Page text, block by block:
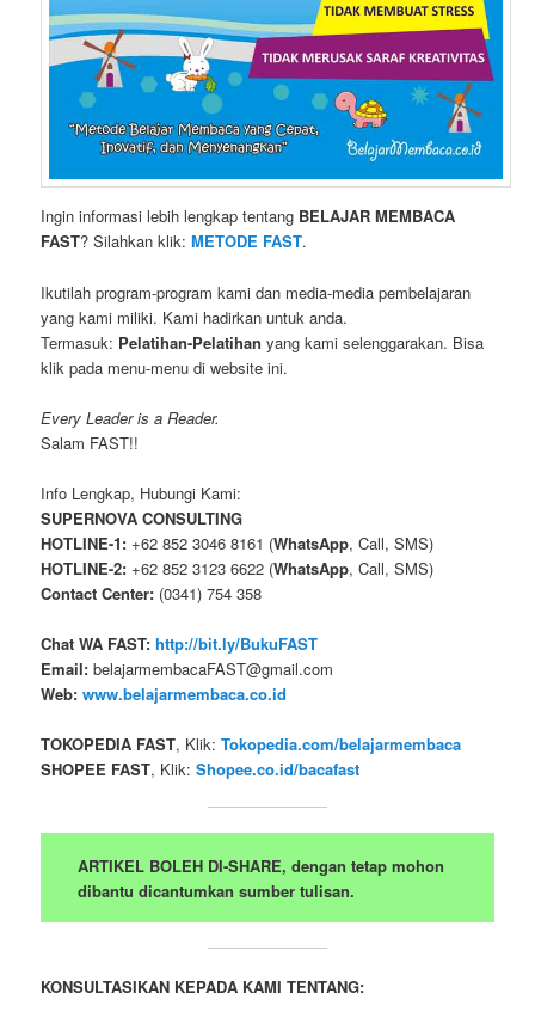
Ingin informasi lebih lengkap tentang BELAJAR MEMBACA
FAST? Silahkan klik:METODE FAST.
Ikutilah program-program kami dan media-media pembelajaran
yang kami miliki. Kami hadirkan untuk anda.
Termasuk: Pelatihan-Pelatihan yang kami selenggarakan. Bisa
klik pada menu-menu di website ini.
Every Leader is a Reader.
Salam FAST!!
Info Lengkap, Hubungi Kami:
SUPERNOVA CONSULTING
HOTLINE-1: +62 852 3046 8161 (WhatsApp, Call, SMS)
HOTLINE-2: +62 852 3123 6622 (WhatsApp, Call, SMS)
Contact Center: (0341) 754 358
Chat WA FAST: http://bit.ly/BukuFAST
Email: belajarmembacaFAST@gmail.com
Web: www.belajarmembaca.co.id
TOKOPEDIA FAST, Klik:Tokopedia.com/belajarmembaca
SHOPEE FAST, Klik:Shopee.co.id/bacafast
ARTIKEL BOLEH DI-SHARE, dengan tetap mohon
dibantu dicantumkan sumber tulisan.
KONSULTASIKAN KEPADA KAMI TENTANG: